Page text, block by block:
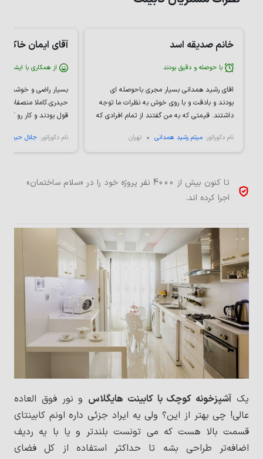
خانم صدیقه اسد
با حوصله و دقیق بودند
اقای رشید همدانی بسیار مجری باحوصله ای
بودند و بادقت و با روی خوش به نظرات ما توجه
داشتند. قیمتی که به من گفتند از تمام افرادی که
بادقت هست. زمانبندی هم که اول مار گفتند
دقیقا طبق همون کار رو انجام دادن. امیدوارم هر
بده.
نام دکوراتور: میثم رشید همدانی تهران
آقای ایمان
از همکاری با ایشان
بسیار راضی و خوشحالم
حیدری.کاملا منصفانه
قول بودند و کار رو
متخصص و متعهدی
نام دکوراتور: جلال حیدری
تا کنون بیش از 4000 نفر پروژه خود را در «سلام ساختمان»
اجرا کرده اند.
یک آشپزخونه کوچک با کابینت هایگلاس و نور فوق العاده
عالی! چی بهتر از این؟ ولی یه ایراد جزئی داره اونم کابینتای
قسمت بالا هست که می تونست بلندتر و یا با یه ردیف
اضافه‌تر طراحی بشه تا حداکثر استفاده از کل فضای